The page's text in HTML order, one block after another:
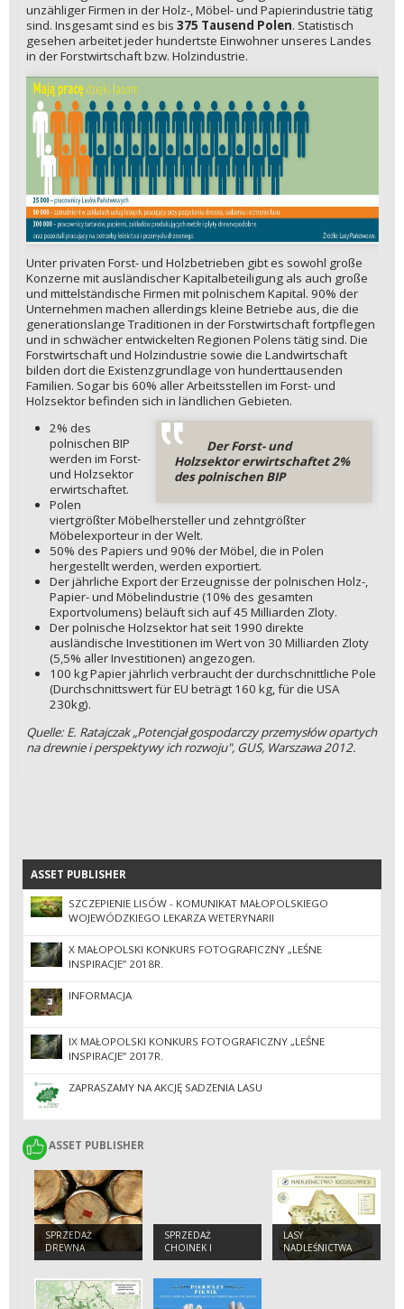
unzähliger Firmen in der Holz-, Möbel- und Papierindustrie tätig
sind. Insgesamt sind es bis 375 Tausend Polen. Statistisch
gesehen arbeitet jeder hundertste Einwohner unseres Landes
in der Forstwirtschaft bzw. Holzindustrie.
Unter privaten Forst- und Holzbetrieben gibt es sowohl große
Konzerne mit ausländischer Kapitalbeteiligung als auch große
und mittelständische Firmen mit polnischem Kapital. 90% der
Unternehmen machen allerdings kleine Betriebe aus, die die
generationslange Traditionen in der Forstwirtschaft fortpflegen
und in schwächer entwickelten Regionen Polens tätig sind. Die
Forstwirtschaft und Holzindustrie sowie die Landwirtschaft
bilden dort die Existenzgrundlage von hunderttausenden
Familien. Sogar bis 60% aller Arbeitsstellen im Forst- und
Holzsektor befinden sich in ländlichen Gebieten.
Der Forst- und
Holzsektor erwirtschaftet 2%
des polnischen BIP
2% des
polnischen BIP
werden im Forst-
und Holzsektor
erwirtschaftet.
Polen
viertgrößter Möbelhersteller und zehntgrößter
Möbelexporteur in der Welt.
50% des Papiers und 90% der Möbel, die in Polen
hergestellt werden, werden exportiert.
Der jährliche Export der Erzeugnisse der polnischen Holz-,
Papier- und Möbelindustrie (10% des gesamten
Exportvolumens) beläuft sich auf 45 Milliarden Zloty.
Der polnische Holzsektor hat seit 1990 direkte
ausländische Investitionen im Wert von 30 Milliarden Zloty
(5,5% aller Investitionen) angezogen.
100 kg Papier jährlich verbraucht der durchschnittliche Pole
(Durchschnittswert für EU beträgt 160 kg, für die USA
230kg).
Quelle: E. Ratajczak „Potencjał gospodarczy przemysłów opartych
na drewnie i perspektywy ich rozwoju", GUS, Warszawa 2012.
ASSET PUBLISHER
ASSET PUBLISHER
SZCZEPIENIE LISÓW - KOMUNIKAT MAŁOPOLSKIEGO
WOJEWÓDZKIEGO LEKARZA WETERYNARII
X MAŁOPOLSKI KONKURS FOTOGRAFICZNY „LEŚNE
INSPIRACJE” 2018R.
INFORMACJA
IX MAŁOPOLSKI KONKURS FOTOGRAFICZNY „LEŚNE
INSPIRACJE” 2017R.
ZAPRASZAMY NA AKCJĘ SADZENIA LASU
ASSET PUBLISHER
ASSET PUBLISHER
SPRZEDAŻ
DREWNA
SPRZEDAŻ
CHOINEK I
SADZONEK
LASY
NADLEŚNICTWA